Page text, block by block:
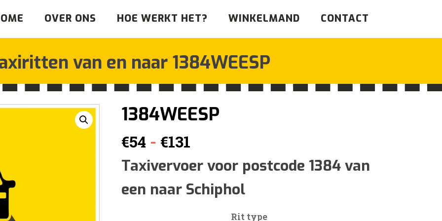
OVER ONS HOE WERKT HET? WINKELMAND CONTACT
van en naar 1384WEESP
1384WEESP
€54 - €131Prijsklasse:
€54
tot
Taxivervoer voor postcode 1384 van
een naar Schiphol
Rit type